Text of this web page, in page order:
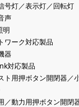
号灯／表示灯／回転灯
声
明
ワーク対応製品
器
対応製品
ト用押ボタン開閉器／
／動力用押ボタン開閉